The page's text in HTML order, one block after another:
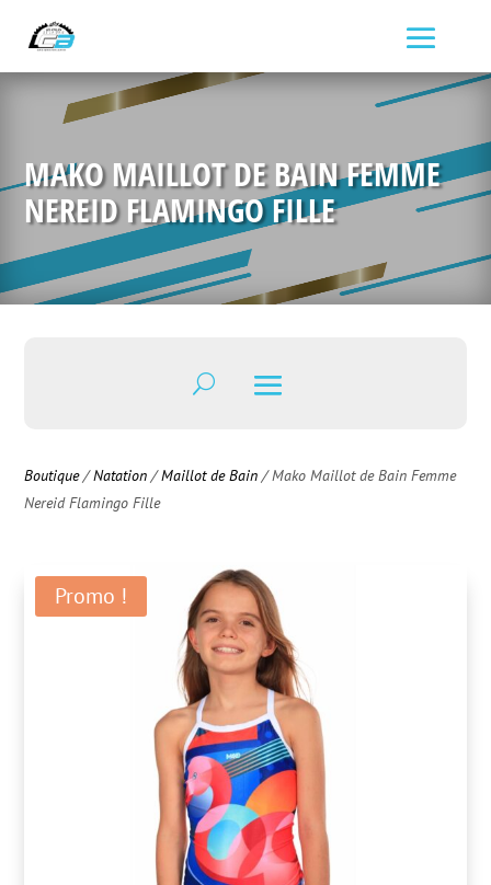
MAKO MAILLOT DE BAIN FEMME
NEREID FLAMINGO FILLE
Boutique/Natation /Maillot de Bain / Mako Maillot de Bain Femme
Nereid Flamingo Fille
Promo !